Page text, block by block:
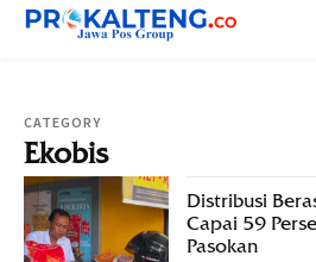
CATEGORY
Ekobis
Distribusi
Capai 59
Pasokan